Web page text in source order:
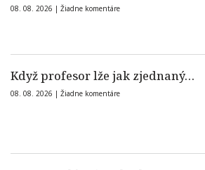
08. 08. 2026 | Žiadne komentáre
Když profesor lže jak zjednaný…
08. 08. 2026 | Žiadne komentáre